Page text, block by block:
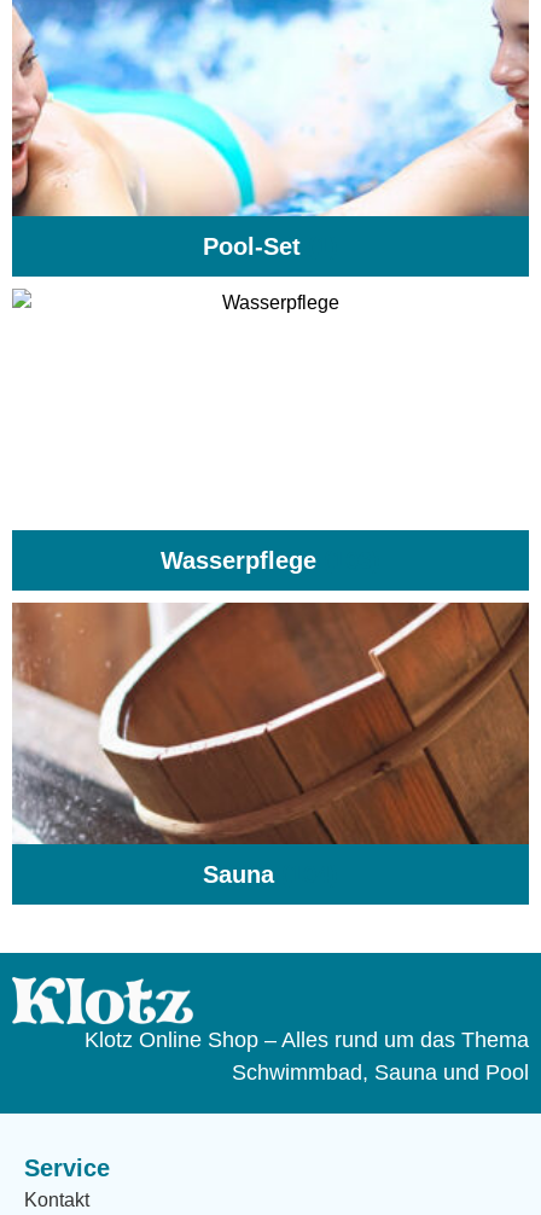
Pool-Set
Wasserpflege
Sauna
Klotz Online Shop – Alles rund um das Thema
Schwimmbad, Sauna und Pool
Service
Kontakt